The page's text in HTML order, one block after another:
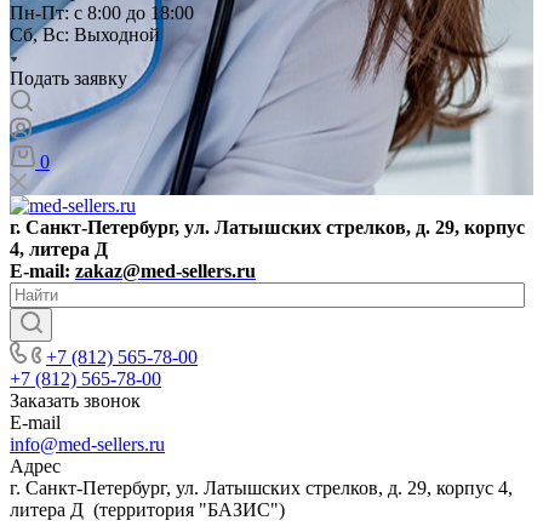
Пн-Пт: с 8:00 до 18:00
Сб, Вс: Выходной
Подать заявку
0
г. Санкт-Петербург, ул. Латышских стрелков, д. 29, корпус
4, литера Д
E-mail: zakaz@med-sellers.ru
+7 (812) 565-78-00
+7 (812) 565-78-00
Заказать звонок
E-mail
info@med-sellers.ru
Адрес
г. Санкт-Петербург, ул. Латышских стрелков, д. 29, корпус 4,
литера Д (территория "БАЗИС")